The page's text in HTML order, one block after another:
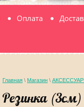
Оплата
Главная \ Магазин \
Резинка